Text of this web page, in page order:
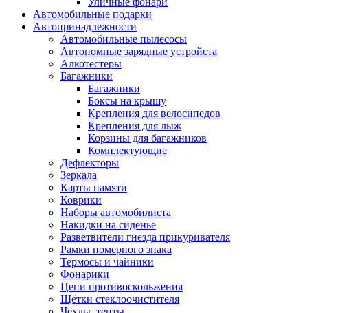
Автомобильные подарки
Автопринадлежности
Автомобильные пылесосы
Автономные зарядные устройста
Алкотестеры
Багажники
Багажники
Боксы на крышу
Крепления для велосипедов
Крепления для лыж
Корзины для багажников
Комплектующие
Дефлекторы
Зеркала
Карты памяти
Коврики
Наборы автомобилиста
Накидки на сиденье
Разветвители гнезда прикуривателя
Рамки номерного знака
Термосы и чайники
Фонарики
Цепи противоскольжения
Щётки стеклоочистителя